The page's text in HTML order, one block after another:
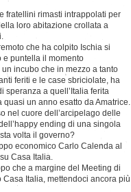
fratellini rimasti intrappolati per
loro abitazione crollata a
che ha colpito Ischia si
e puntella il momento
incubo che in mezzo a tanto
feriti e le case sbriciolate, ha
speranza a quell’Italia ferita
quasi un anno esatto da Amatrice.
nel cuore dell’arcipelago delle
ending di una singola
volta il governo?
economico Carlo Calenda al
Casa Italia.
che a margine del Meeting di
Italia, mettendoci ancora più